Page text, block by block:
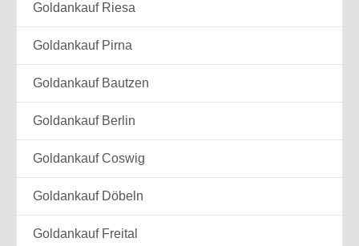
Goldankauf Riesa
Goldankauf Pirna
Goldankauf Bautzen
Goldankauf Berlin
Goldankauf Coswig
Goldankauf Döbeln
Goldankauf Freital